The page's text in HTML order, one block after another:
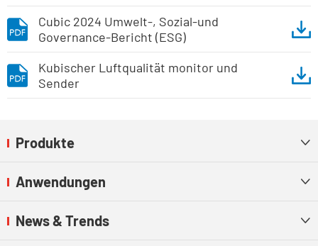
Cubic 2024 Umwelt-, Sozial-und
Governance-Bericht (ESG)
Kubischer Luftqualität monitor und
Sender
Produkte 
Anwendungen 
News & Trends 